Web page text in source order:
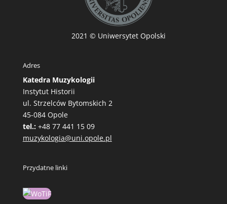
2021 © Uniwersytet Opolski
Adres
Katedra Muzykologii
Instytut Historii
ul. Strzelców Bytomskich 2
45-084 Opole
tel.:+48 77 441 15 09
muzykologia@uni.opole.pl
Przydatne linki